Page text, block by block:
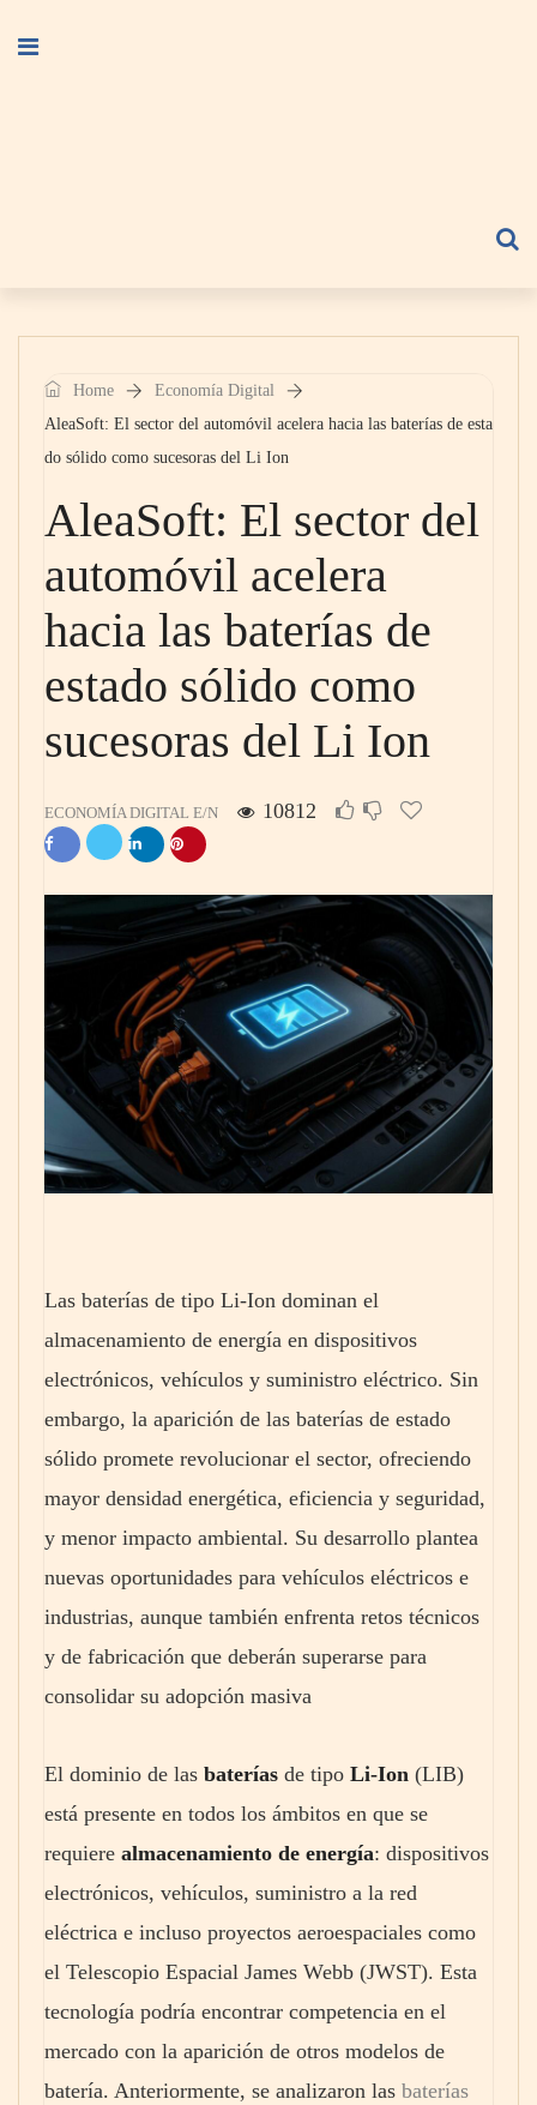
Home
Economía Digital
AleaSoft: El sector del automóvil acelera hacia las baterías de esta
do sólido como sucesoras del Li Ion
AleaSoft: El sector del
automóvil acelera
hacia las baterías de
estado sólido como
sucesoras del Li Ion
ECONOMÍA DIGITAL E/N 10812
Las baterías de tipo Li-Ion dominan el
almacenamiento de energía en dispositivos
electrónicos, vehículos y suministro eléctrico. Sin
embargo, la aparición de las baterías de estado
sólido promete revolucionar el sector, ofreciendo
mayor densidad energética, eficiencia y seguridad,
y menor impacto ambiental. Su desarrollo plantea
nuevas oportunidades para vehículos eléctricos e
industrias, aunque también enfrenta retos técnicos
y de fabricación que deberán superarse para
consolidar su adopción masiva
El dominio de las baterías de tipo Li-Ion (LIB)
está presente en todos los ámbitos en que se
requiere almacenamiento de energía: dispositivos
electrónicos, vehículos, suministro a la red
eléctrica e incluso proyectos aeroespaciales como
el Telescopio Espacial James Webb (JWST). Esta
tecnología podría encontrar competencia en el
mercado con la aparición de otros modelos de
batería. Anteriormente, se analizaron las baterías